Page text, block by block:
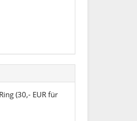
(30,- EUR für